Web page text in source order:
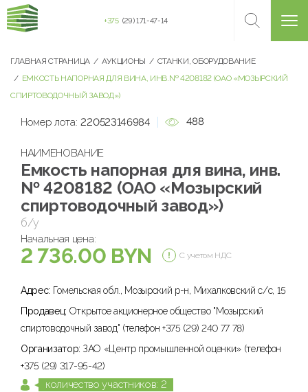
+375 (29) 171-47-14
ГЛАВНАЯ СТРАНИЦА АУКЦИОНЫ
СТАНКИ, ОБОРУДОВАНИЕ
ЕМКОСТЬ НАПОРНАЯ ДЛЯ ВИНА, ИНВ.№ 4208182 (ОАО «МОЗЫРСКИЙ
СПИРТОВОДОЧНЫЙ ЗАВОД»)
Номер лота: 220523146984 488
НАИМЕНОВАНИЕ
Емкость напорная для вина, инв.
№ 4208182 (ОАО «Мозырский
спиртоводочный завод»)
б/у
Начальная цена:
2 736.00 BYN С учетом НДС
Адрес: Гомельская обл., Мозырский р-н, Михалковский с/с, 15
Продавец: Открытое акционерное общество "Мозырский
спиртоводочный завод" (телефон +375 (29) 240 77 78)
Организатор: ЗАО «Центр промышленной оценки» (телефон
+375 (29) 317-95-42)
количество участников: 2